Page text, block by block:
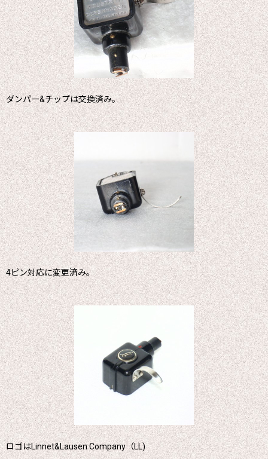
ダンパー&チップは交換済み。
4ピン対応に変更済み。
ロゴはLinnet&Lausen Company（LL)